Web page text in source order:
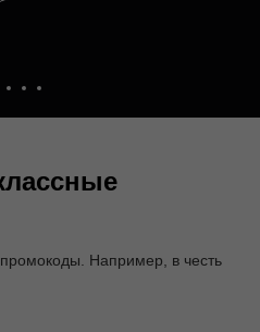
Например, в честь